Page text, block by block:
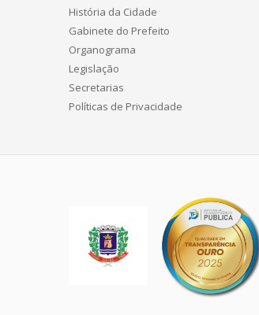
História da Cidade
Gabinete do Prefeito
Organograma
Legislação
Secretarias
Políticas de Privacidade